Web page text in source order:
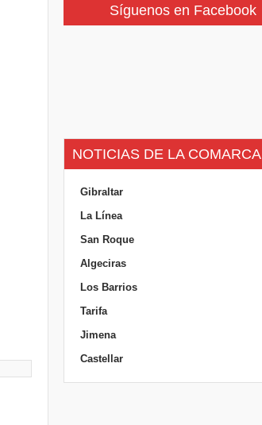
Síguenos en Facebook
NOTICIAS DE LA COMARCA
Gibraltar
La Línea
San Roque
Algeciras
Los Barrios
Tarifa
Jimena
Castellar